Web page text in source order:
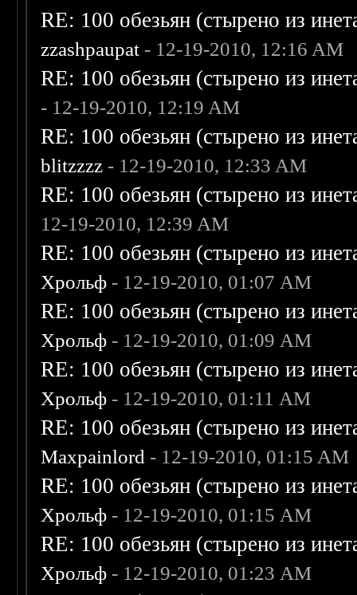
RE: 100 обезьян (стырено из
zzashpaupat - 12-19-2010, 12:16 AM
RE: 100 обезьян (стырено из
- 12-19-2010, 12:19 AM
RE: 100 обезьян (стырено из
blitzzzz - 12-19-2010, 12:33 AM
RE: 100 обезьян (стырено из
12-19-2010, 12:39 AM
RE: 100 обезьян (стырено из
Хрольф - 12-19-2010, 01:07 AM
RE: 100 обезьян (стырено из
Хрольф - 12-19-2010, 01:09 AM
RE: 100 обезьян (стырено из
Хрольф - 12-19-2010, 01:11 AM
RE: 100 обезьян (стырено из
Maxpainlord - 12-19-2010, 01:15 AM
RE: 100 обезьян (стырено из
Хрольф - 12-19-2010, 01:15 AM
RE: 100 обезьян (стырено из
Хрольф - 12-19-2010, 01:23 AM